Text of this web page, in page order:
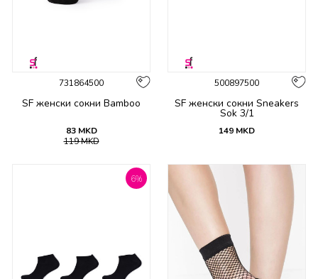
731864500
SF женски сокни Bamboo
83 MKD
119MKD
500897500
SF женски сокни Sneakers
Sok 3/1
149 MKD
6%